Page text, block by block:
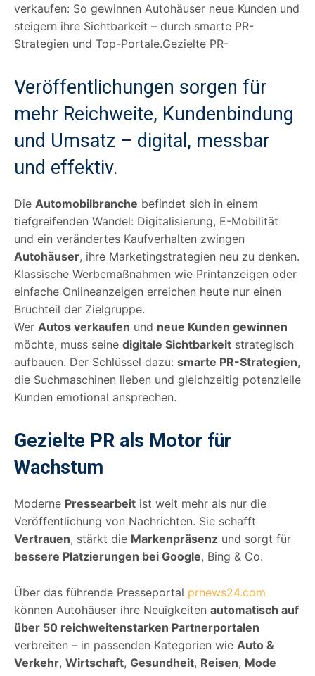
verkaufen: So gewinnen Autohäuser neue Kunden und
steigern ihre Sichtbarkeit – durch smarte PR-
Strategien und Top-Portale.Gezielte PR-
Veröffentlichungen sorgen für
mehr Reichweite, Kundenbindung
und Umsatz – digital, messbar
und effektiv.
Die Automobilbranche befindet sich in einem
tiefgreifenden Wandel: Digitalisierung, E-Mobilität
und ein verändertes Kaufverhalten zwingen
Autohäuser, ihre Marketingstrategien neu zu denken.
Klassische Werbemaßnahmen wie Printanzeigen oder
einfache Onlineanzeigen erreichen heute nur einen
Bruchteil der Zielgruppe.
Wer Autos verkaufen und neue Kunden gewinnen
möchte, muss seine digitale Sichtbarkeit strategisch
aufbauen. Der Schlüssel dazu: smarte PR-Strategien,
die Suchmaschinen lieben und gleichzeitig potenzielle
Kunden emotional ansprechen.
Gezielte PR als Motor für
Wachstum
Moderne Pressearbeit ist weit mehr als nur die
Veröffentlichung von Nachrichten. Sie schafft
Vertrauen, stärkt die Markenpräsenz und sorgt für
bessere Platzierungen bei Google, Bing & Co.
Über das führende Presseportal prnews24.com
können Autohäuser ihre Neuigkeiten automatisch auf
über 50 reichweitenstarken Partnerportalen
verbreiten – in passenden Kategorien wie Auto &
Verkehr, Wirtschaft, Gesundheit, Reisen, Mode